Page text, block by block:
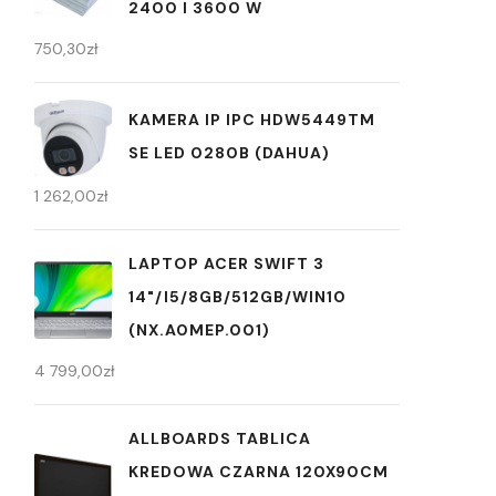
2400 I 3600 W
750,30zł
KAMERA IP IPC HDW5449TM
SE LED 0280B (DAHUA)
1 262,00zł
LAPTOP ACER SWIFT 3
14"/I5/8GB/512GB/WIN10
(NX.A0MEP.001)
4 799,00zł
ALLBOARDS TABLICA
KREDOWA CZARNA 120X90CM